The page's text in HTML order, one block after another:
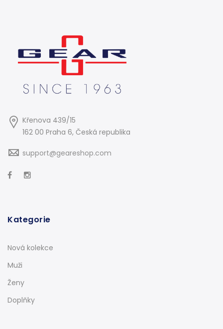
Křenova 439/15
162 00 Praha 6, Česká republika
support@geareshop.com
Kategorie
Nová kolekce
Muži
Ženy
Doplňky